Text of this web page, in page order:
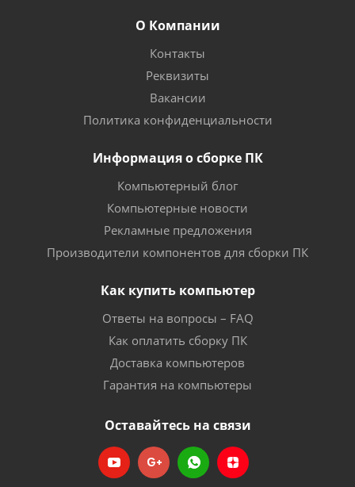
О Компании
Контакты
Реквизиты
Вакансии
Политика конфиденциальности
Информация о сборке ПК
Компьютерный блог
Компьютерные новости
Рекламные предложения
Производители компонентов для сборки ПК
Как купить компьютер
Ответы на вопросы – FAQ
Как оплатить сборку ПК
Доставка компьютеров
Гарантия на компьютеры
Оставайтесь на связи